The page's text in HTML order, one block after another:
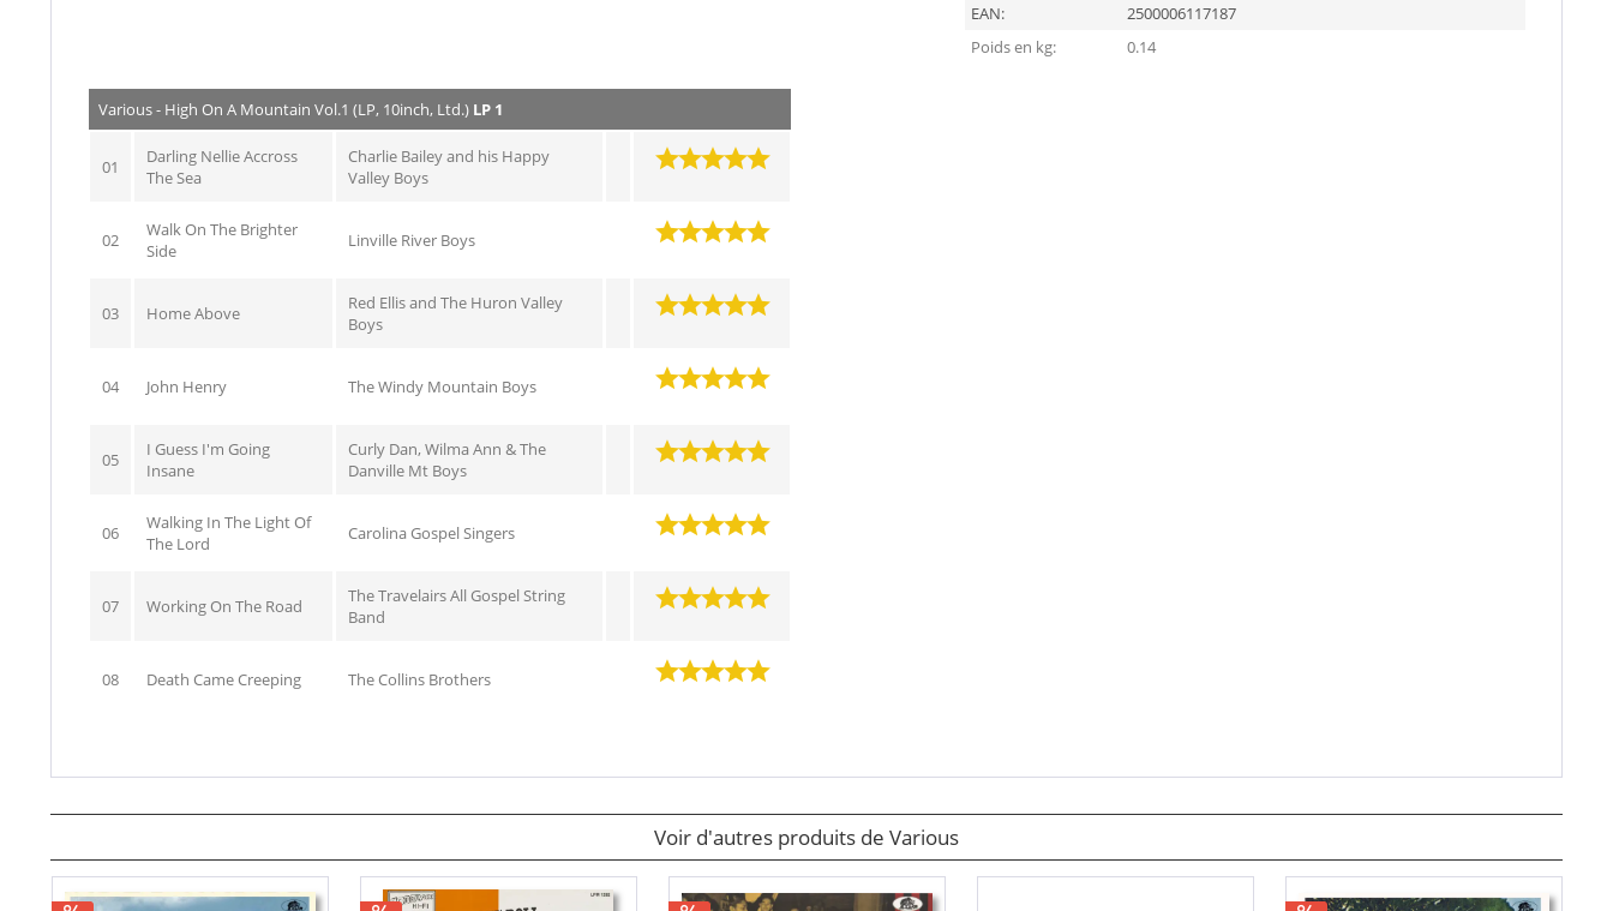
EAN:
2500006117187
Poids en kg:
0.14
Various - High On A Mountain Vol.1 (LP, 10inch, Ltd.) LP 1
01
Darling Nellie Accross
The Sea
Charlie Bailey and his Happy
Valley Boys
02
Walk On The Brighter
Side
Linville River Boys
03 Home Above
Red Ellis and The Huron Valley
Boys
04 John Henry The Windy Mountain Boys
05
I Guess I'm Going
Insane
Curly Dan, Wilma Ann & The
Danville Mt Boys
06
Walking In The Light Of
The Lord
Carolina Gospel Singers
07 Working On The Road
The Travelairs All Gospel String
Band
08 Death Came Creeping The Collins Brothers
Voir d'autres produits de Various